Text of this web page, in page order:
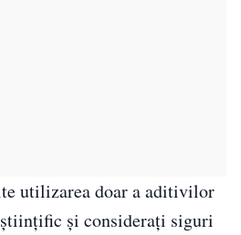
utilizarea doar a aditivilor
și considerați siguri